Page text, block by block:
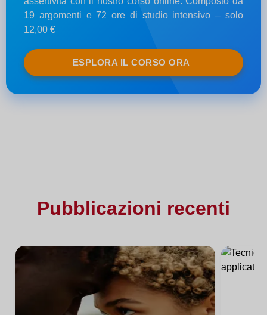
19 argomenti e 72 ore di studio intensivo – solo
12,00 €
ESPLORA IL CORSO ORA
Pubblicazioni recenti